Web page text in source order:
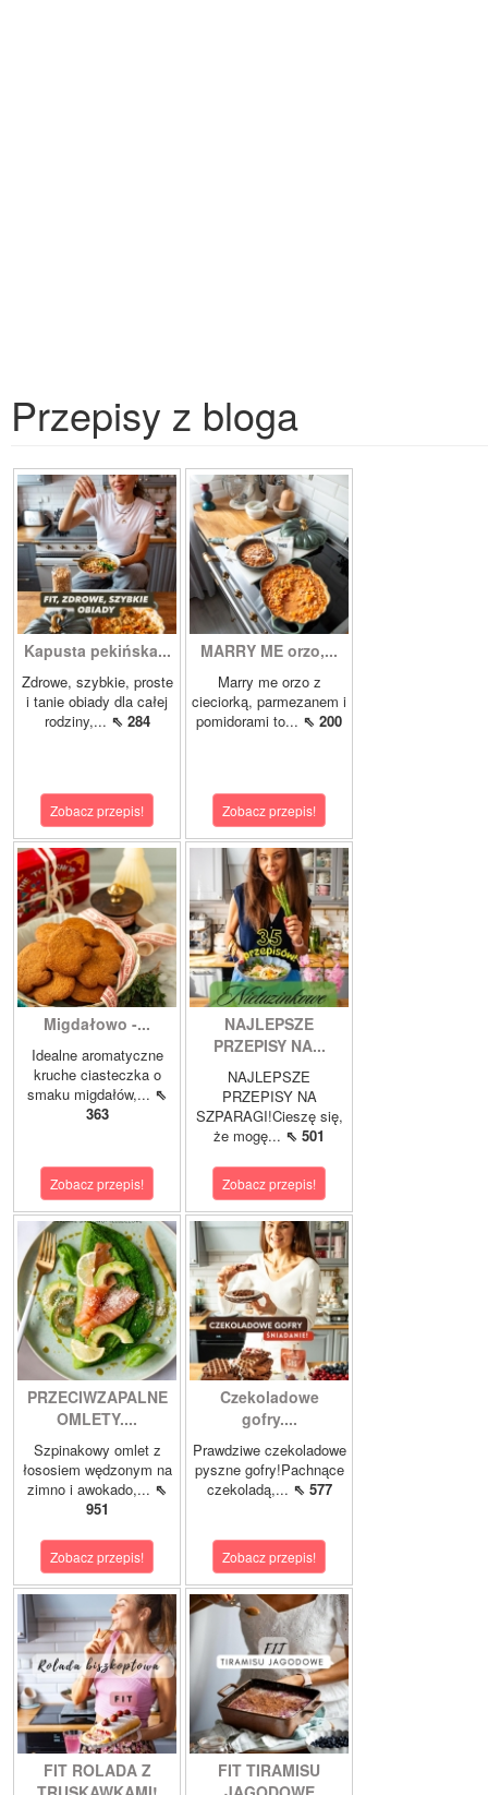
Przepisy z bloga
Kapusta pekińska...
Zdrowe, szybkie, proste
i tanie obiady dla całej
rodziny,... ⇖ 284
Zobacz przepis!
MARRY ME orzo,...
Marry me orzo z
cieciorką, parmezanem i
pomidorami to... ⇖ 200
Zobacz przepis!
Migdałowo -...
Idealne aromatyczne
kruche ciasteczka o
smaku migdałów,... ⇖
363
Zobacz przepis!
NAJLEPSZE
PRZEPISY NA...
NAJLEPSZE
PRZEPISY NA
SZPARAGI!Cieszę się,
że mogę... ⇖ 501
Zobacz przepis!
PRZECIWZAPALNE
OMLETY....
Szpinakowy omlet z
łososiem wędzonym na
zimno i awokado,... ⇖
951
Zobacz przepis!
Czekoladowe
gofry....
Prawdziwe czekoladowe
pyszne gofry!Pachnące
czekoladą,... ⇖ 577
Zobacz przepis!
FIT ROLADA Z
FIT TIRAMISU